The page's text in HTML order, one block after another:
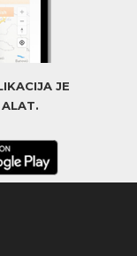
JE